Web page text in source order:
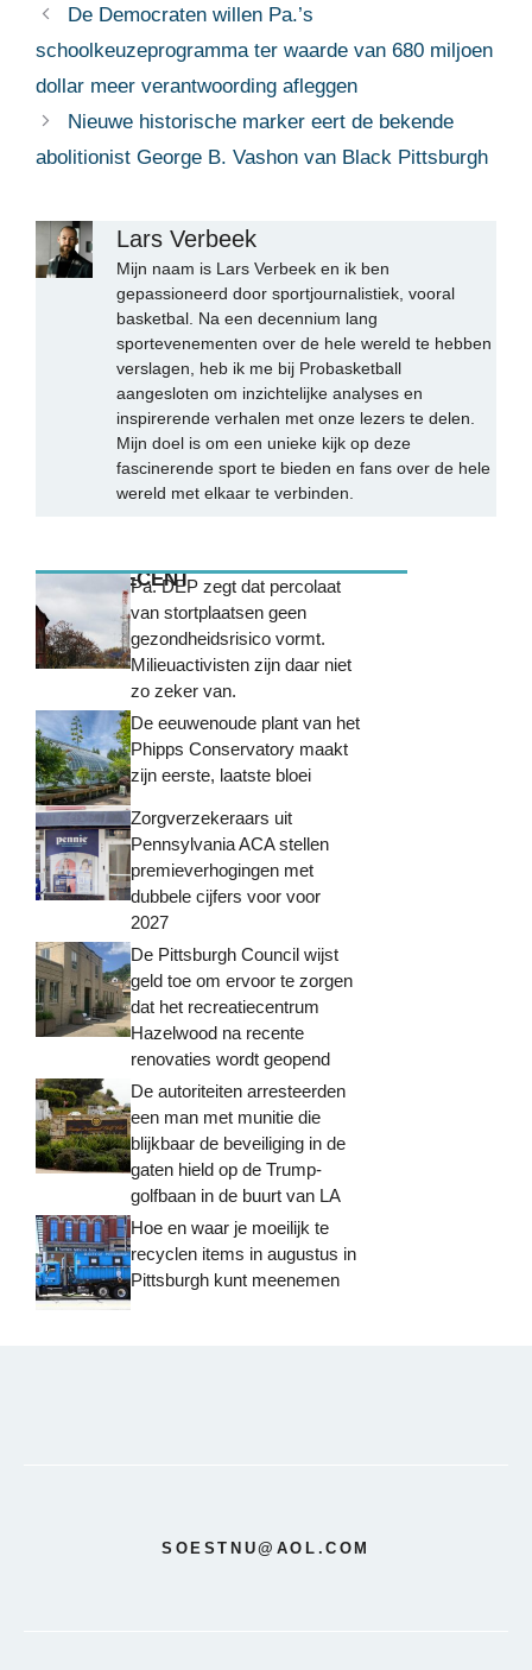
De Democraten willen Pa.’s
schoolkeuzeprogramma ter waarde van 680 miljoen
dollar meer verantwoording afleggen
Nieuwe historische marker eert de bekende
abolitionist George B. Vashon van Black Pittsburgh
Lars Verbeek
Mijn naam is Lars Verbeek en ik ben
gepassioneerd door sportjournalistiek, vooral
basketbal. Na een decennium lang
sportevenementen over de hele wereld te hebben
verslagen, heb ik me bij Probasketball
aangesloten om inzichtelijke analyses en
inspirerende verhalen met onze lezers te delen.
Mijn doel is om een unieke kijk op deze
fascinerende sport te bieden en fans over de hele
wereld met elkaar te verbinden.
MEEST RECENTPa. DEP zegt dat percolaat
van stortplaatsen geen
gezondheidsrisico vormt.
Milieuactivisten zijn daar niet
zo zeker van.
De eeuwenoude plant van het
Phipps Conservatory maakt
zijn eerste, laatste bloei
Zorgverzekeraars uit
Pennsylvania ACA stellen
premieverhogingen met
dubbele cijfers voor voor
2027
De Pittsburgh Council wijst
geld toe om ervoor te zorgen
dat het recreatiecentrum
Hazelwood na recente
renovaties wordt geopend
De autoriteiten arresteerden
een man met munitie die
blijkbaar de beveiliging in de
gaten hield op de Trump-
golfbaan in de buurt van LA
Hoe en waar je moeilijk te
recyclen items in augustus in
Pittsburgh kunt meenemen
SOESTNU@AOL.COM